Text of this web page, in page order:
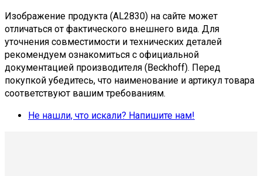
решения или предложить современные аналоги с
полной совместимостью.
Обратитесь к нашим менеджерам с точным
артикулом — мы обязательно постараемся
помочь!
Изображение продукта (AL2830) на сайте может
отличаться от фактического внешнего вида. Для
уточнения совместимости и технических деталей
рекомендуем ознакомиться с официальной
документацией производителя (Beckhoff). Перед
покупкой убедитесь, что наименование и артикул товара
соответствуют вашим требованиям.
Не нашли, что искали? Напишите нам!